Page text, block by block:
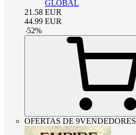
GLOBAL
21.58 EUR
44.99 EUR
-52%
OFERTAS DE 9VENDEDORES